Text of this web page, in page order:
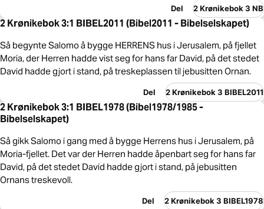
Del 2 Krønikebok 3 NB
2 Krønikebok 3:1 BIBEL2011 (Bibel2011 - Bibelselskapet)
Så begynte Salomo å bygge HERRENS hus i Jerusalem, på fjellet
Moria, der Herren hadde vist seg for hans far David, på det stedet
David hadde gjort i stand, på treskeplassen til jebusitten Ornan.
Del 2 Krønikebok 3 BIBEL2011
2 Krønikebok 3:1 BIBEL1978 (Bibel1978/1985 -
Bibelselskapet)
Så gikk Salomo i gang med å bygge Herrens hus i Jerusalem, på
Moria-fjellet. Det var der Herren hadde åpenbart seg for hans far
David, på det stedet David hadde gjort i stand, på jebusitten
Ornans treskevoll.
Del 2 Krønikebok 3 BIBEL1978